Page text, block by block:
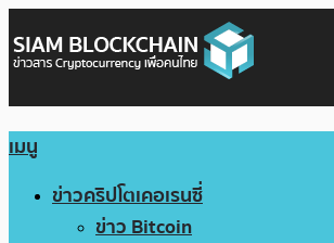
เมนู
ข่าวคริปโตเคอเรนซี่
ข่าว Bitcoin